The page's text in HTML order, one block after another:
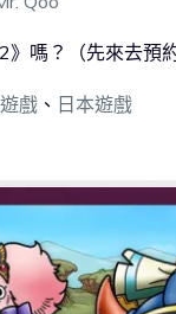
》嗎？（先來去預
戲、 日本遊戲